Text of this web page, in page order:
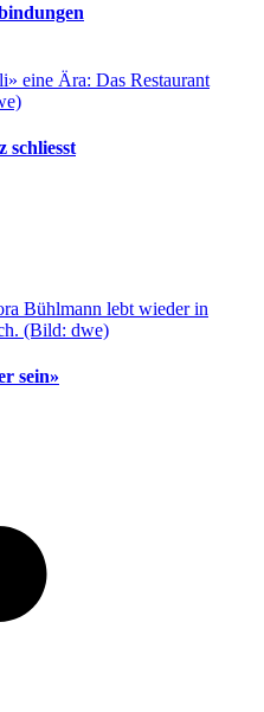
schliesst
sein»